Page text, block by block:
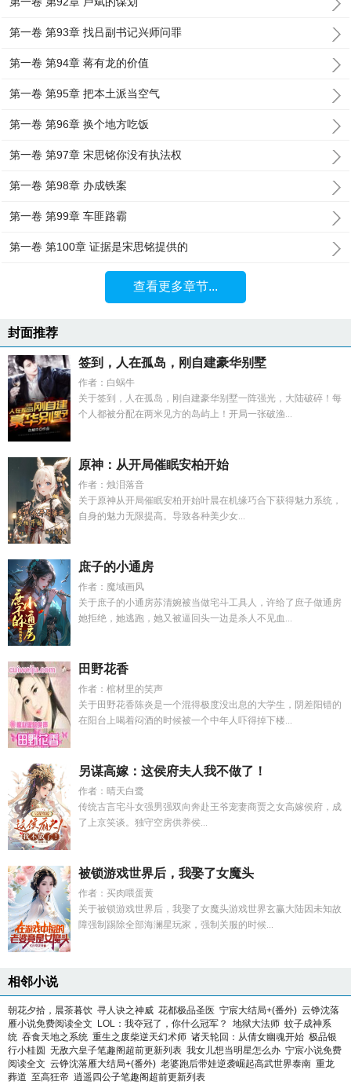
第一卷 第93章 找吕副书记兴师问罪
第一卷 第94章 蒋有龙的价值
第一卷 第95章 把本土派当空气
第一卷 第96章 换个地方吃饭
第一卷 第97章 宋思铭你没有执法权
第一卷 第98章 办成铁案
第一卷 第99章 车匪路霸
第一卷 第100章 证据是宋思铭提供的
查看更多章节...
封面推荐
签到，人在孤岛，刚自建豪华别墅
作者：白蜗牛
关于签到，人在孤岛，刚自建豪华别墅一阵强光，大陆破碎！每
个人都被分配在两米见方的岛屿上！开局一张破渔...
原神：从开局催眠安柏开始
作者：烛泪落音
关于原神从开局催眠安柏开始叶晨在机缘巧合下获得魅力系统，
自身的魅力无限提高。导致各种美少女...
庶子的小通房
作者：魔域画风
关于庶子的小通房苏清婉被当做宅斗工具人，许给了庶子做通房
她拒绝，她逃跑，她又被逼回头一边是杀人不见血...
田野花香
作者：棺材里的笑声
关于田野花香陈炎是一个混得极度没出息的大学生，阴差阳错的
在阳台上喝着闷酒的时候被一个中年人吓得掉下楼...
另谋高嫁：这侯府夫人我不做了！
作者：晴天白鹭
传统古言宅斗女强男强双向奔赴王爷宠妻商贾之女高嫁侯府，成
了上京笑谈。独守空房供养侯...
被锁游戏世界后，我娶了女魔头
作者：买肉喂蛋黄
关于被锁游戏世界后，我娶了女魔头游戏世界玄赢大陆因未知故
障强制踢除全部海澜星玩家，强制关服的时候...
相邻小说
朝花夕拾，晨茶暮饮 寻人诀之神威 花都极品圣医 宁宸大结局+(番外) 云铮沈落
雁小说免费阅读全文
LOL：我夺冠了，你什么冠军？ 地狱大法师 蚊子成神系
统 吞食天地之系统 重生之废柴逆天幻术师 诸天轮回：从倩女幽魂开始 极品银
行小桂圆 无敌六皇子笔趣阁超前更新列表 我女儿想当明星怎么办 宁宸小说免费
阅读全文 云铮沈落雁大结局+(番外) 老婆跑后带娃逆袭崛起高武世界泰南 重龙
葬道 至高狂帝 逍遥四公子笔趣阁超前更新列表